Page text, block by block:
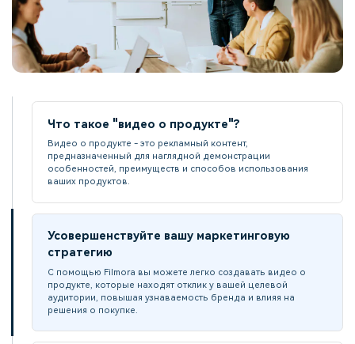
Что такое "видео о продукте"?
Видео о продукте - это рекламный контент,
предназначенный для наглядной демонстрации
особенностей, преимуществ и способов использования
ваших продуктов.
Усовершенствуйте вашу маркетинговую
стратегию
С помощью Filmora вы можете легко создавать видео о
продукте, которые находят отклик у вашей целевой
аудитории, повышая узнаваемость бренда и влияя на
решения о покупке.